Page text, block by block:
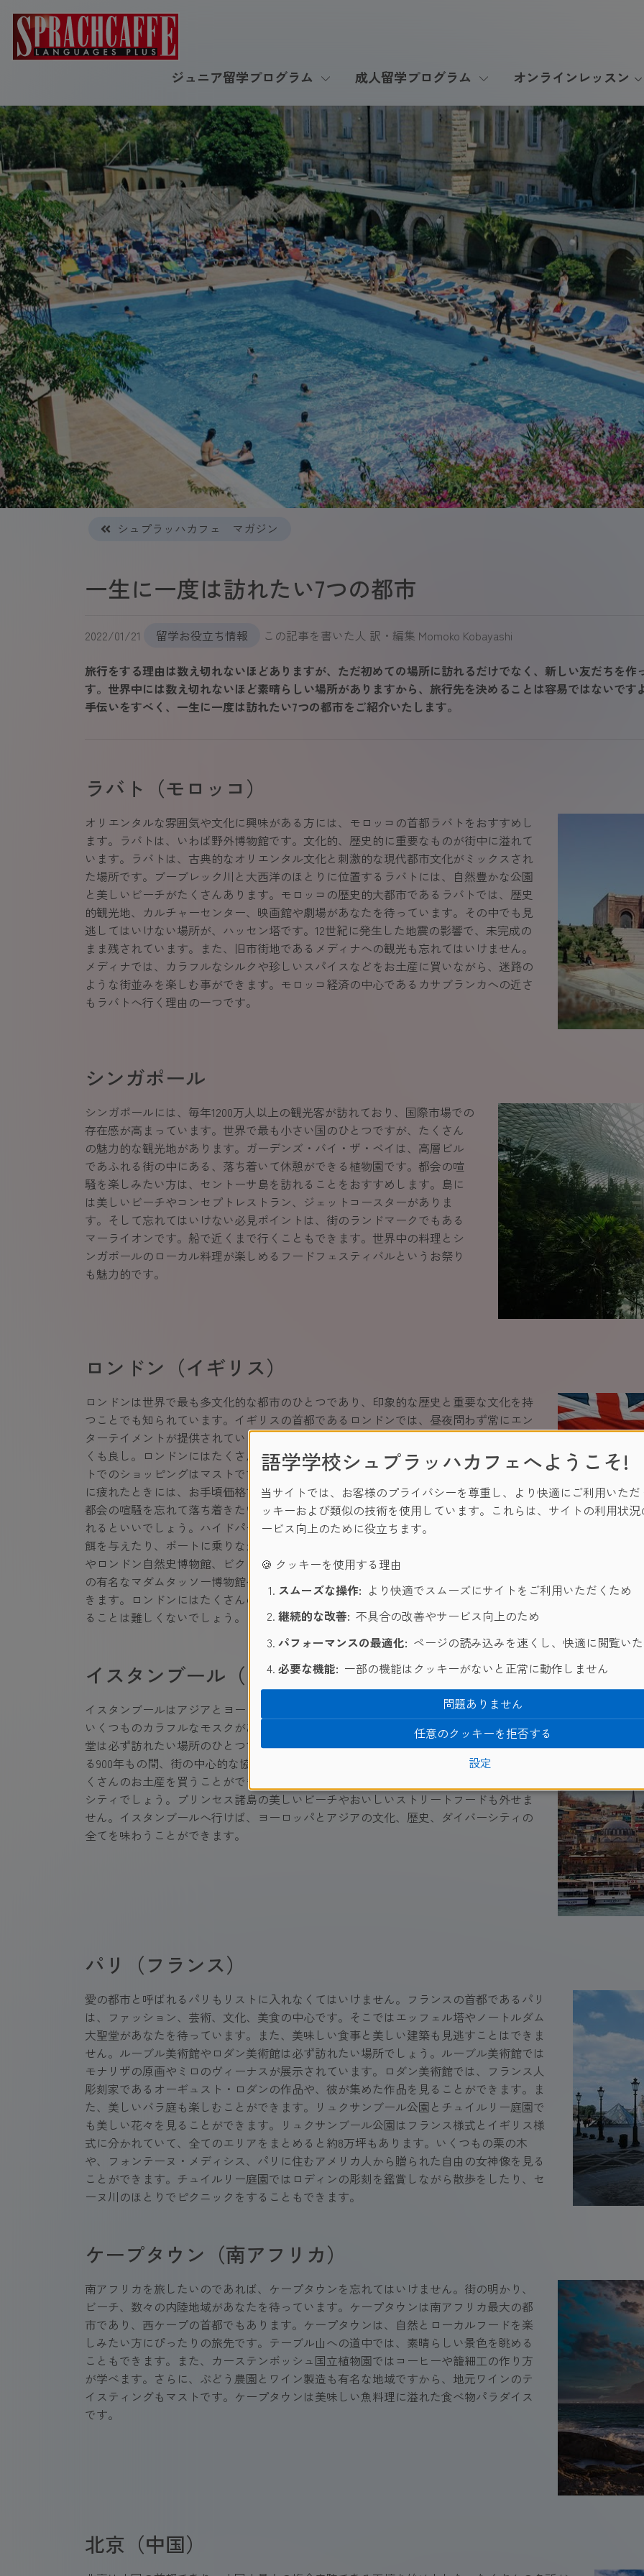
ジュニア留学プログラム 成人留学プログラム オンラインレッスン
シュプラッハカフェ マガジン
一生に一度は訪れたい7つの都市
2022/01/21 留学お役立ち情報 この記事を書いた人 訳・編集 Momoko Kobayashi
旅行をする理由は数え切れないほどありますが、ただ初めての場所に訪れるだけでなく、新しい友だちを
す。世界中には数え切れないほど素晴らしい場所がありますから、旅行先を決めることは容易ではないで
手伝いをすべく、一生に一度は訪れたい7つの都市をご紹介いたします。
ラバト（モロッコ）
オリエンタルな雰囲気や文化に興味がある方には、モロッコの首都ラバトをおすすめし
ます。ラバトは、いわば野外博物館です。文化的、歴史的に重要なものが街中に溢れて
います。ラバトは、古典的なオリエンタル文化と刺激的な現代都市文化がミックスされ
た場所です。ブーブレック川と大西洋のほとりに位置するラバトには、自然豊かな公園
と美しいビーチがたくさんあります。モロッコの歴史的大都市であるラバトでは、歴史
的観光地、カルチャーセンター、映画館や劇場があなたを待っています。その中でも見
逃してはいけない場所が、ハッセン塔です。12世紀に発生した地震の影響で、未完成の
まま残されています。また、旧市街地であるメディナへの観光も忘れてはいけません。
メディナでは、カラフルなシルクや珍しいスパイスなどをお土産に買いながら、迷路の
ような街並みを楽しむ事ができます。モロッコ経済の中心であるカサブランカへの近さ
もラバトへ行く理由の一つです。
シンガポール
シンガポールには、毎年1200万人以上の観光客が訪れており、国際市場での
存在感が高まっています。世界で最も小さい国のひとつですが、たくさん
の魅力的な観光地があります。ガーデンズ・バイ・ザ・ベイは、高層ビル
であふれる街の中にある、落ち着いて休憩ができる植物園です。都会の喧
騒を楽しみたい方は、セントーサ島を訪れることをおすすめします。島に
は美しいビーチやコンセプトレストラン、ジェットコースターがありま
す。そして忘れてはいけない必見ポイントは、街のランドマークでもある
マーライオンです。船で近くまで行くこともできます。世界中の料理とシ
ンガポールのローカル料理が楽しめるフードフェスティバルというお祭り
も魅力的です。
ロンドン（イギリス）
ロンドンは世界で最も多文化的な都市のひとつであり、印象的な歴史と重要な文化を持
つことでも知られています。イギリスの首都であるロンドンでは、昼夜問わず常にエン
ターテイメントが提供されています。ロンドンアイに乗るも良し、劇場に演劇を観に行
くも良し。ロンドンにはたくさんの訪れる場所があります。例えば、カムデンマーケッ
トでのショッピングはマストです。豊富な種類とサイズの洋服店があり、ショッピング
に疲れたときには、お手頃価格で美味しい食事を楽しむこともできます。その他にも、
都会の喧騒を忘れて落ち着きたい方は、ロンドン最大級の公園であるハイドパークを訪
れるといいでしょう。ハイドパーク内では湖のほとりをゆっくり散歩をしたり、リスに
餌を与えたり、ボートに乗りながら白鳥を眺めることもできます。または、科学博物館
やロンドン自然史博物館、ビクトリア＆アルバート博物館へ行くのも良し。さらにはか
の有名なマダムタッソー博物館へ行き、エリザベス女王とツーショットを撮ることもで
きます。ロンドンにはたくさんの博物館や美術館がありますから、お気に入りを見つけ
ることは難しくないでしょう。ロンドンはエンターテイメントを欲している方にぴったりの場所です。
イスタンブール（トルコ）
イスタンブールはアジアとヨーロッパの堺に位置するトルコの主要都市のひとつです。
いくつものカラフルなモスクがあなたを待っています。その中でも、ハギアソフィア聖
堂は必ず訪れたい場所のひとつです。538年に建てられ、1435年にモスクに建て直され
る900年もの間、街の中心的な協会のひとつでした。また、グランドバザールでは、た
くさんのお土産を買うことができます。イスタンブールの魅力といえば、そのダイバー
シティでしょう。プリンセス諸島の美しいビーチやおいしいストリートフードも外せま
せん。イスタンブールへ行けば、ヨーロッパとアジアの文化、歴史、ダイバーシティの
全てを味わうことができます。
パリ（フランス）
愛の都市と呼ばれるパリもリストに入れなくてはいけません。フランスの首都であるパリ
は、ファッション、芸術、文化、美食の中心です。そこではエッフェル塔やノートルダム
大聖堂があなたを待っています。また、美味しい食事と美しい建築も見逃すことはできま
せん。ルーブル美術館やロダン美術館は必ず訪れたい場所でしょう。ルーブル美術館では
モナリザの原画やミロのヴィーナスが展示されています。ロダン美術館では、フランス人
彫刻家であるオーギュスト・ロダンの作品や、彼が集めた作品を見ることができます。ま
た、美しいバラ庭も楽しむことができます。リュクサンブール公園とチュイルリー庭園で
も美しい花々を見ることができます。リュクサンブール公園はフランス様式とイギリス様
式に分かれていて、全てのエリアをまとめると約8万坪もあります。いくつもの栗の木
や、フォンテーヌ・メディシス、パリに住むアメリカ人から贈られた自由の女神像を見る
ことができます。チュイルリー庭園ではロディンの彫刻を鑑賞しながら散歩をしたり、セ
ーヌ川のほとりでピクニックをすることもできます。
ケープタウン（南アフリカ）
南アフリカを旅したいのであれば、ケープタウンを忘れてはいけません。街の明かり、
ビーチ、数々の内陸地域があなたを待っています。ケープタウンは南アフリカ最大の都
市であり、西ケープの首都でもあります。ケープタウンは、自然とローカルフードを楽
しみたい方にぴったりの旅先です。テーブル山への道中では、素晴らしい景色を眺める
こともできます。また、カーステンボッシュ国立植物園ではコーヒーや籠細工の作り方
が学べます。さらに、ぶどう農園とワイン製造も有名な地域ですから、地元ワインのテ
イスティングもマストです。ケープタウンは美味しい魚料理に溢れた食べ物パラダイス
です。
北京（中国）
語学学校シュプラッハカフェへようこそ!
当サイトでは、お客様のプライバシーを尊重し、より快適にご利用いた
ッキーおよび類似の技術を使用しています。これらは、サイトの利用状
ービス向上のために役立ちます。
🍪 クッキーを使用する理由
スムーズな操作: より快適でスムーズにサイトをご利用いただくため
継続的な改善: 不具合の改善やサービス向上のため
パフォーマンスの最適化: ページの読み込みを速くし、快適に閲覧い
必要な機能: 一部の機能はクッキーがないと正常に動作しません
設定
任意のクッキーを拒否する
問題ありません